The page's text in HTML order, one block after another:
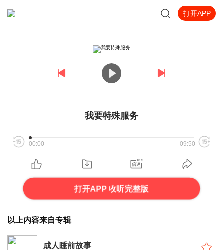
打开APP
我要特殊服务
00:00 09:50
打开APP 收听完整版
以上内容来自专辑
成人睡前故事